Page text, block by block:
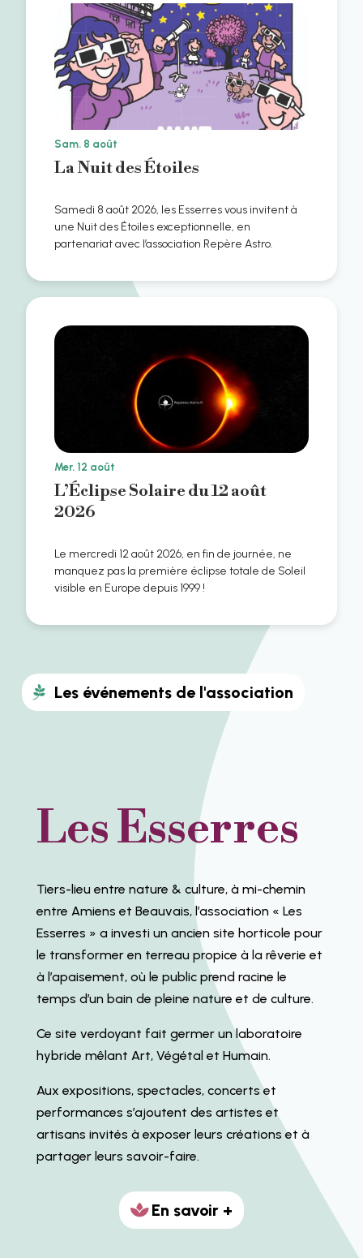
La Nuit des Étoiles
Sam. 8 août
Samedi 8 août 2026, les Esserres vous invitent à
une Nuit des Étoiles exceptionnelle, en
partenariat avec l’association Repère Astro.
L’Éclipse Solaire du 12 août
2026
Mer. 12 août
Le mercredi 12 août 2026, en fin de journée, ne
manquez pas la première éclipse totale de Soleil
visible en Europe depuis 1999 !
Les événements de l'association
Les Esserres
Tiers-lieu entre nature & culture, à mi-chemin
entre Amiens et Beauvais, l’association « Les
Esserres » a investi un ancien site horticole pour
le transformer en terreau propice à la rêverie et
à l’apaisement, où le public prend racine le
temps d’un bain de pleine nature et de culture.
Ce site verdoyant fait germer un laboratoire
hybride mêlant Art, Végétal et Humain.
Aux expositions, spectacles, concerts et
performances s’ajoutent des artistes et
artisans invités à exposer leurs créations et à
partager leurs savoir-faire.
En savoir +